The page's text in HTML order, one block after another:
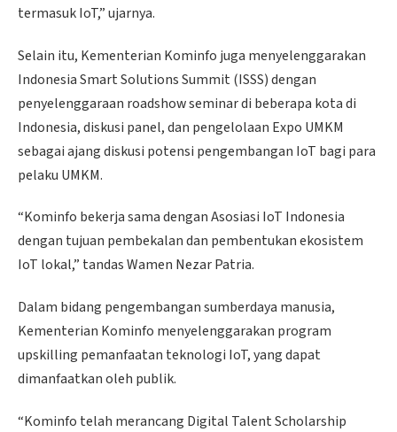
termasuk IoT,” ujarnya.
Selain itu, Kementerian Kominfo juga menyelenggarakan
Indonesia Smart Solutions Summit (ISSS) dengan
penyelenggaraan roadshow seminar di beberapa kota di
Indonesia, diskusi panel, dan pengelolaan Expo UMKM
sebagai ajang diskusi potensi pengembangan IoT bagi para
pelaku UMKM.
“Kominfo bekerja sama dengan Asosiasi IoT Indonesia
dengan tujuan pembekalan dan pembentukan ekosistem
IoT lokal,” tandas Wamen Nezar Patria.
Dalam bidang pengembangan sumberdaya manusia,
Kementerian Kominfo menyelenggarakan program
upskilling pemanfaatan teknologi IoT, yang dapat
dimanfaatkan oleh publik.
“Kominfo telah merancang Digital Talent Scholarship